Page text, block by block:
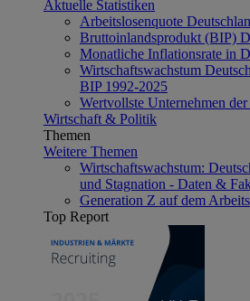
Aktuelle Statistiken
Arbeitslosenquote
Bruttoinlandsprodukt (BIP)
Monatliche Inflationsrate in
Wirtschaftswachstum
BIP 1992-2025
Wertvollste Unternehmen
Wirtschaft & Politik
Themen
Weitere Themen
Wirtschaftswachstum:
und Stagnation - Daten &
Generation Z auf dem
Top Report